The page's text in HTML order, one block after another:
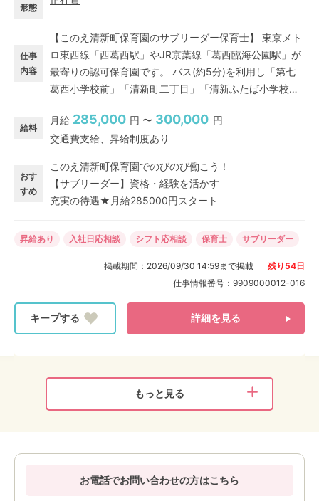
形態
仕事
内容
【このえ清新町保育園のサブリーダー保育士】 東京メト
ロ東西線「西葛西駅」やJR京葉線「葛西臨海公園駅」が
最寄りの認可保育園です。 バス(約5分)を利用し「第七
葛西小学校前」「清新町二丁目」「清新ふたば小学校
きる、自然が多く閑静な場所に立地しています。 新しい
園舎で広々とした園庭に恵まれた保育園で、園庭で野菜
ちと一緒に四季を感じられる環境で、戸外遊びを盛んに
行っています。
給料
月給 285,000 円 〜 300,000 円
交通費支給、昇給制度あり
おす
すめ
このえ清新町保育園でのびのび働こう！
【サブリーダー】資格・経験を活かす
充実の待遇★月給285000円スタート
昇給あり 入社日応相談 シフト応相談 保育士 サブリーダー
掲載期間： 2026/09/30 14:59まで掲載 残り 54日
仕事情報番号： 9909000012-016
詳細を見る
もっと見る
お電話でお問い合わせの方はこちら